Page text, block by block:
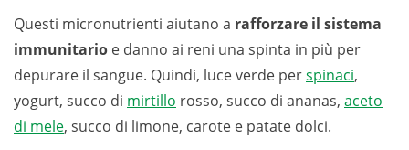
Questi micronutrienti aiutano a rafforzare il sistema
immunitario e danno ai reni una spinta in più per
depurare il sangue. Quindi, luce verde perspinaci,
yogurt, succo di mirtillo rosso, succo di ananas, aceto
di mele, succo di limone, carote e patate dolci.